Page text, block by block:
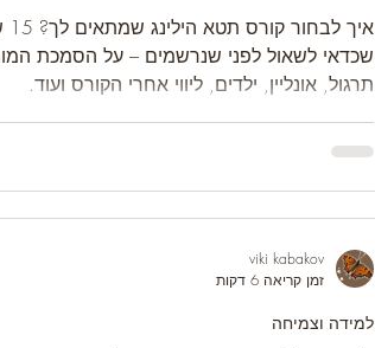
שכדאי לשאול לפני שנרשמים – על הסמכת
תרגול, אונליין, ילדים, ליווי אחרי הקורס ועוד.
למידה וצמיחה
viki kabakov
זמן קריאה 6 דקות